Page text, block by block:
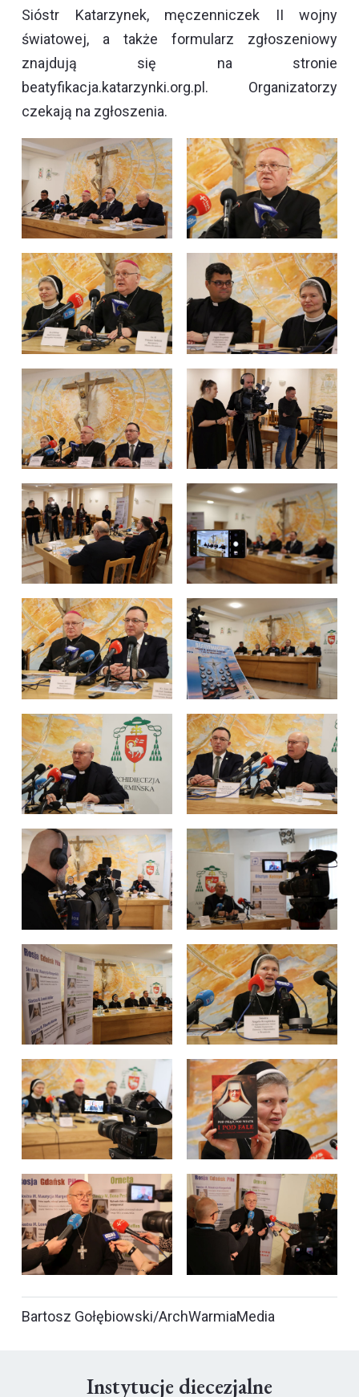
Sióstr Katarzynek, męczenniczek II wojny
światowej, a także formularz zgłoszeniowy
znajdują się na stronie
beatyfikacja.katarzynki.org.pl. Organizatorzy
czekają na zgłoszenia.
Bartosz Gołębiowski/ArchWarmiaMedia
Instytucje diecezjalne